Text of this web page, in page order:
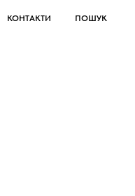
КОНТАКТИ ПОШУК